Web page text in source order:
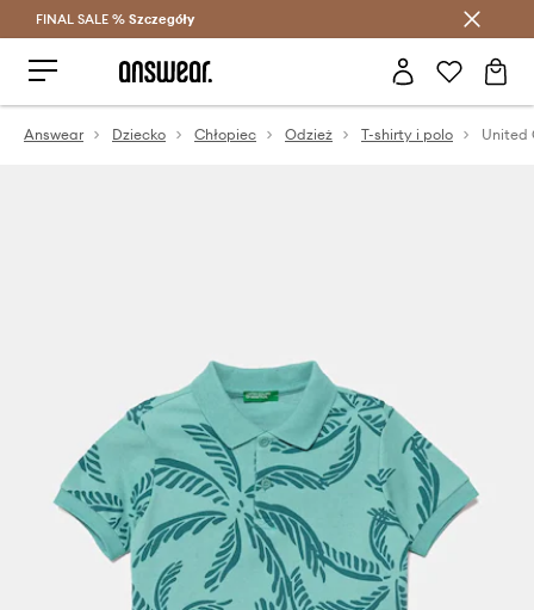
Oszczędzaj z Answear Club >
FINAL SALE % Szczegóły
Answear Dziecko Chłopiec Odzież T-shirty i polo